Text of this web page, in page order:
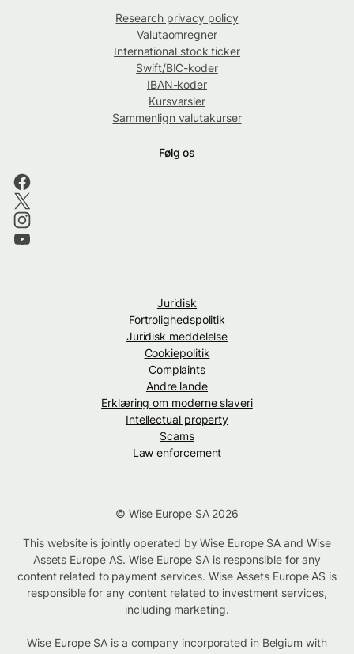
Research privacy policy
Valutaomregner
International stock ticker
Swift/BIC-koder
IBAN-koder
Kursvarsler
Sammenlign valutakurser
Følg os
Juridisk
Fortrolighedspolitik
Juridisk meddelelse
Cookiepolitik
Complaints
Andre lande
Erklæring om moderne slaveri
Intellectual property
Scams
Law enforcement
© Wise Europe SA 2026
This website is jointly operated by Wise Europe SA and Wise
Assets Europe AS. Wise Europe SA is responsible for any
content related to payment services. Wise Assets Europe AS is
responsible for any content related to investment services,
including marketing.
Wise Europe SA is a company incorporated in Belgium with